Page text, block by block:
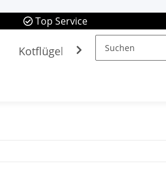
Top Service
Kotflügel Spiegel &